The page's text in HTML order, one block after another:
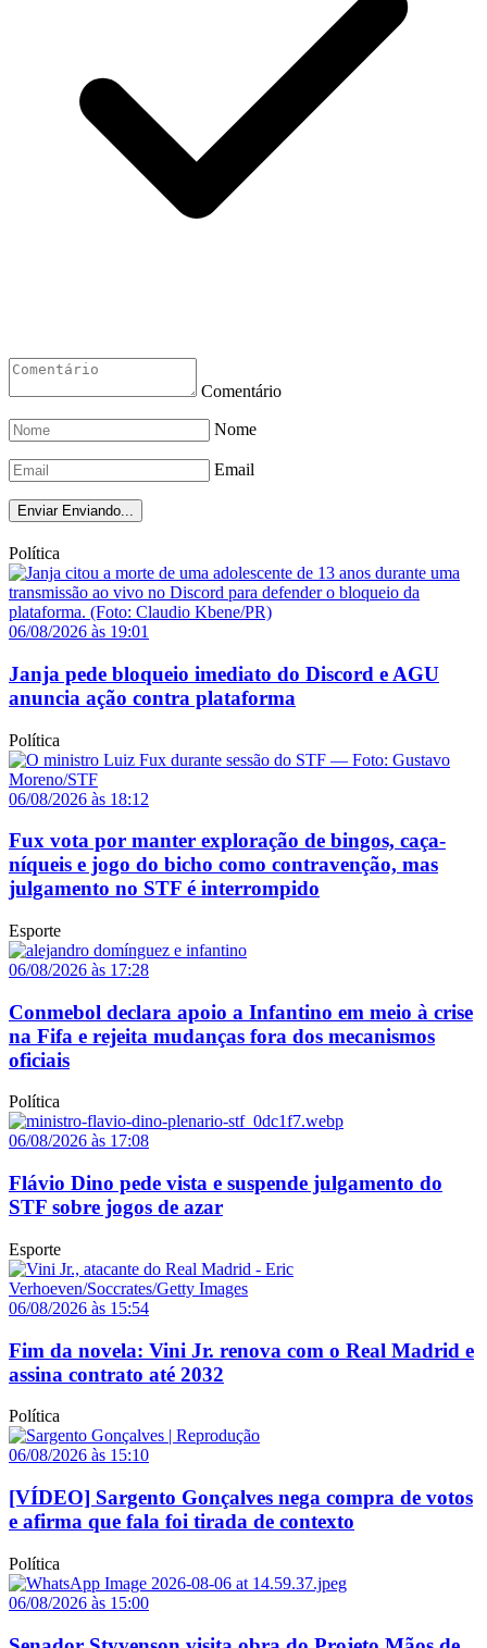
Comentário
Nome
Email
Enviar Enviando...
Política
06/08/2026 às 19:01
Janja pede bloqueio imediato do Discord e AGU
anuncia ação contra plataforma
Política
06/08/2026 às 18:12
Fux vota por manter exploração de bingos, caça-
níqueis e jogo do bicho como contravenção, mas
julgamento no STF é interrompido
Esporte
06/08/2026 às 17:28
Conmebol declara apoio a Infantino em meio à crise
na Fifa e rejeita mudanças fora dos mecanismos
oficiais
Política
06/08/2026 às 17:08
Flávio Dino pede vista e suspende julgamento do
STF sobre jogos de azar
Esporte
06/08/2026 às 15:54
Fim da novela: Vini Jr. renova com o Real Madrid e
assina contrato até 2032
Política
06/08/2026 às 15:10
[VÍDEO] Sargento Gonçalves nega compra de votos
e afirma que fala foi tirada de contexto
Política
06/08/2026 às 15:00